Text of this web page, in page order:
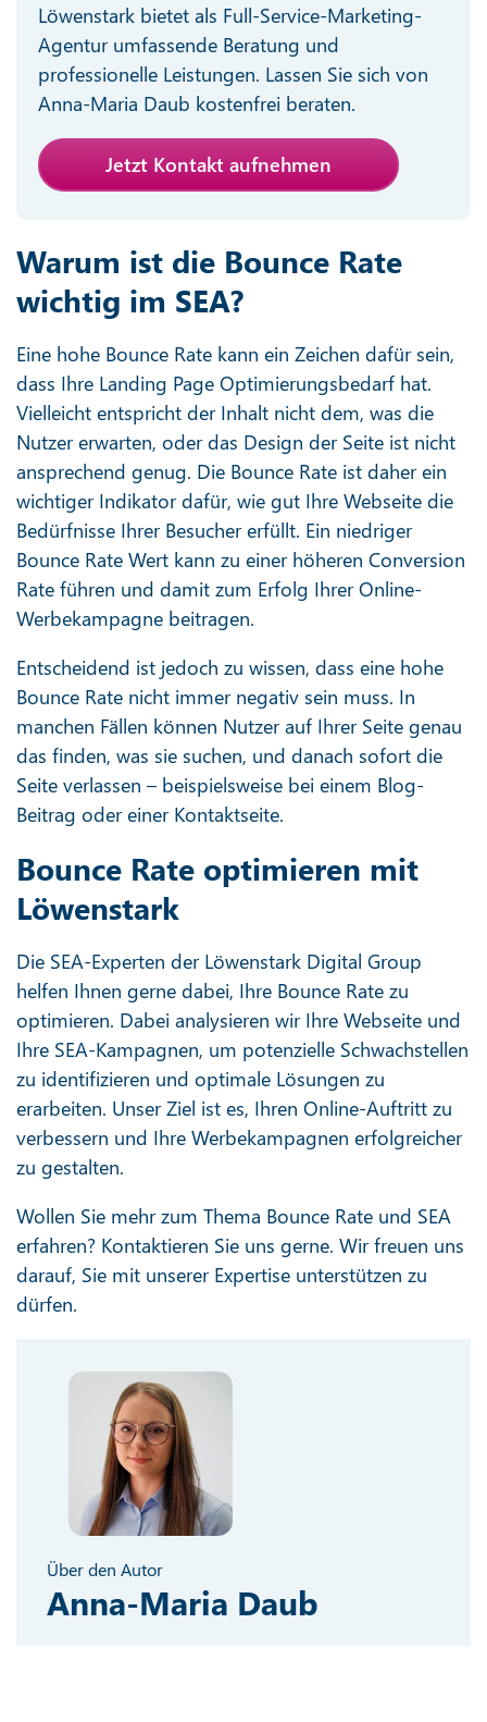
Löwenstark bietet als Full-Service-Marketing-
Agentur umfassende Beratung und
professionelle Leistungen. Lassen Sie sich von
Anna-Maria Daub kostenfrei beraten.
Jetzt Kontakt aufnehmen
Warum ist die Bounce Rate
wichtig im SEA?
Eine hohe Bounce Rate kann ein Zeichen dafür sein,
dass Ihre Landing Page Optimierungsbedarf hat.
Vielleicht entspricht der Inhalt nicht dem, was die
Nutzer erwarten, oder das Design der Seite ist nicht
ansprechend genug. Die Bounce Rate ist daher ein
wichtiger Indikator dafür, wie gut Ihre Webseite die
Bedürfnisse Ihrer Besucher erfüllt. Ein niedriger
Bounce Rate Wert kann zu einer höheren Conversion
Rate führen und damit zum Erfolg Ihrer Online-
Werbekampagne beitragen.
Entscheidend ist jedoch zu wissen, dass eine hohe
Bounce Rate nicht immer negativ sein muss. In
manchen Fällen können Nutzer auf Ihrer Seite genau
das finden, was sie suchen, und danach sofort die
Seite verlassen – beispielsweise bei einem Blog-
Beitrag oder einer Kontaktseite.
Bounce Rate optimieren mit
Löwenstark
Die SEA-Experten der Löwenstark Digital Group
helfen Ihnen gerne dabei, Ihre Bounce Rate zu
optimieren. Dabei analysieren wir Ihre Webseite und
Ihre SEA-Kampagnen, um potenzielle Schwachstellen
zu identifizieren und optimale Lösungen zu
erarbeiten. Unser Ziel ist es, Ihren Online-Auftritt zu
verbessern und Ihre Werbekampagnen erfolgreicher
zu gestalten.
Wollen Sie mehr zum Thema Bounce Rate und SEA
erfahren? Kontaktieren Sie uns gerne. Wir freuen uns
darauf, Sie mit unserer Expertise unterstützen zu
dürfen.
Über den Autor
Anna-Maria Daub